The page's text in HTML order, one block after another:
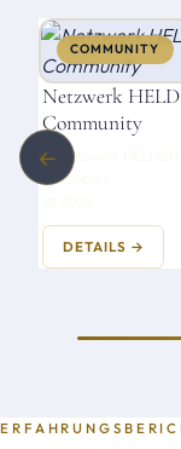
←
COMMUNITY
Netzwerk
Community
👤 Netzwerk HELDEN
Schoeberl
DETAILS →